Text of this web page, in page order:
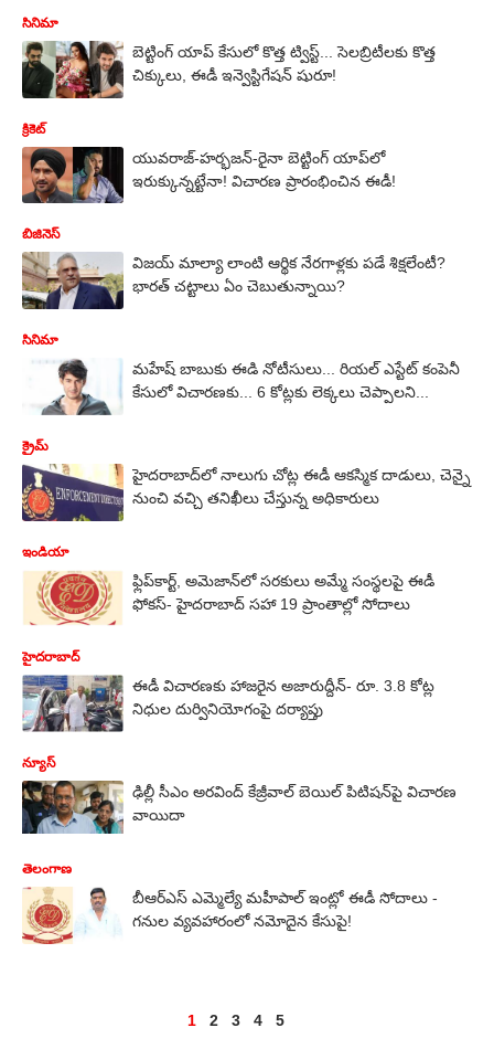
సినిమా
బెట్టింగ్ యాప్ కేసులో కొత్త ట్విస్ట్... సెలబ్రిటీలకు కొత్త
చిక్కులు, ఈడీ ఇన్వెస్టిగేషన్ షురూ!
క్రికెట్
యువరాజ్-హర్భజన్-రైనా బెట్టింగ్ యాప్‌లో
ఇరుక్కున్నట్టేనా! విచారణ ప్రారంభించిన ఈడీ!
బిజినెస్
విజయ్ మాల్యా లాంటి ఆర్థిక నేరగాళ్లకు పడే శిక్షలేంటీ?
భారత్ చట్టాలు ఏం చెబుతున్నాయి?
సినిమా
మహేష్ బాబుకు ఈడి నోటీసులు... రియల్ ఎస్టేట్ కంపెనీ
కేసులో విచారణకు... 6 కోట్లకు లెక్కలు చెప్పాలని...
క్రైమ్
హైదరాబాద్‌లో నాలుగు చోట్ల ఈడీ ఆకస్మిక దాడులు, చెన్నై
నుంచి వచ్చి తనిఖీలు చేస్తున్న అధికారులు
ఇండియా
ఫ్లిప్‌కార్ట్‌, అమెజాన్‌లో సరకులు అమ్మే సంస్థలపై ఈడీ
ఫోకస్- హైదరాబాద్‌ సహా 19 ప్రాంతాల్లో సోదాలు
హైదరాబాద్
ఈడీ విచారణకు హాజరైన అజారుద్దీన్‌- రూ. 3.8 కోట్ల
నిధుల దుర్వినియోగంపై దర్యాప్తు
న్యూస్
ఢిల్లీ సీఎం అర‌వింద్ కేజ్రీవాల్ బెయిల్ పిటిష‌న్‌పై విచార‌ణ
వాయిదా
తెలంగాణ
బీఆర్ఎస్ ఎమ్మెల్యే మహీపాల్ ఇంట్లో ఈడీ సోదాలు -
గనుల వ్యవహారంలో నమోదైన కేసుపై!
1 2 3 4 5